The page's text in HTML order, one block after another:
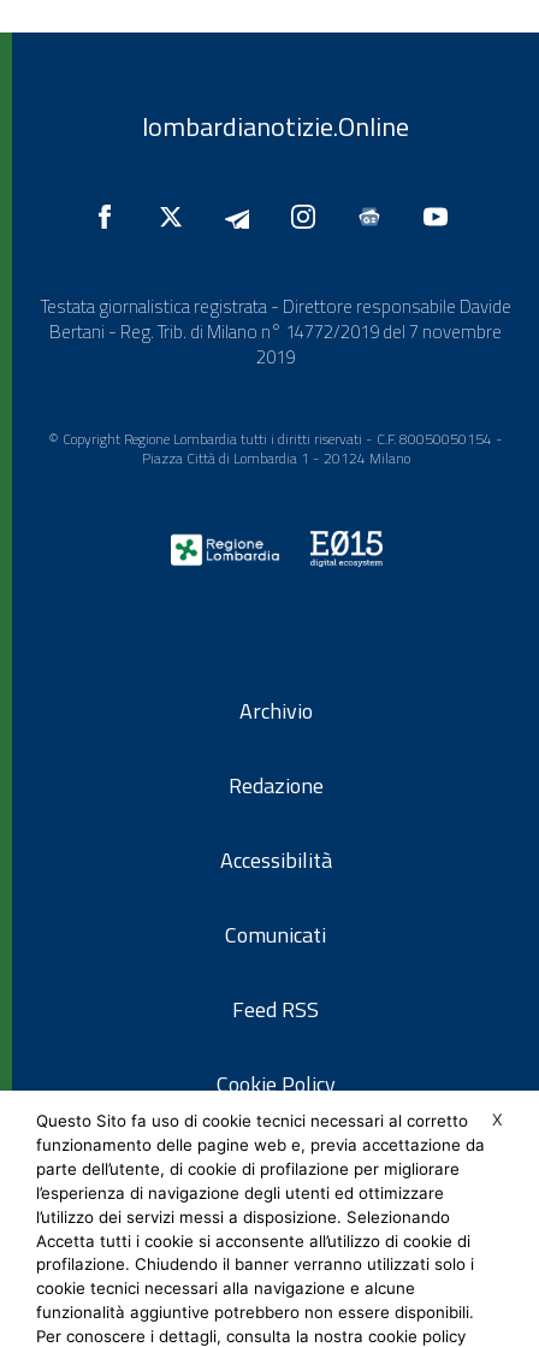
lombardianotizie.Online
Testata giornalistica registrata - Direttore responsabile Davide
Bertani - Reg. Trib. di Milano n° 14772/2019 del 7 novembre
2019
© Copyright Regione Lombardia tutti i diritti riservati - C.F. 80050050154 -
Piazza Città di Lombardia 1 - 20124 Milano
Archivio
Redazione
Accessibilità
Comunicati
Feed RSS
Cookie Policy
Informativa privacy
Note legali
Social Media Policy
X
Questo Sito fa uso di cookie tecnici necessari al corretto
funzionamento delle pagine web e, previa accettazione da
parte dell’utente, di cookie di profilazione per migliorare
l’esperienza di navigazione degli utenti ed ottimizzare
l’utilizzo dei servizi messi a disposizione. Selezionando
Accetta tutti i cookie si acconsente all’utilizzo di cookie di
profilazione. Chiudendo il banner verranno utilizzati solo i
cookie tecnici necessari alla navigazione e alcune
funzionalità aggiuntive potrebbero non essere disponibili.
Per conoscere i dettagli, consulta la nostra cookie policy